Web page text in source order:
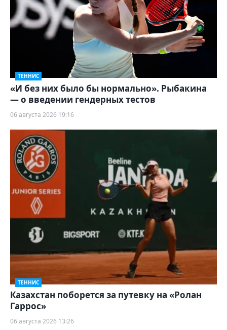
ТЕННИС
«И без них было бы нормально». Рыбакина
— о введении гендерных тестов
06 августа 2026 19:16
ТЕННИС
Казахстан поборется за путевку на «Ролан
Гаррос»
06 августа 2026 13:26